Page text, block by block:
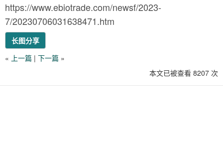
https://www.ebiotrade.com/newsf/2023-
7/20230706031638471.htm
长图分享
« 上一篇 | 下一篇 »
本文已被查看 8207 次